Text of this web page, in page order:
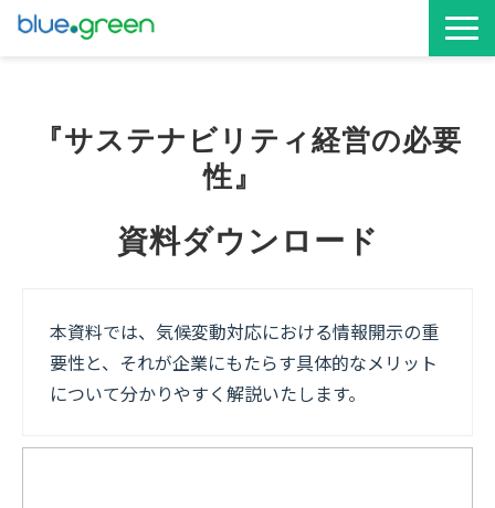
サービス資料
『サステナビリティ経営の必要
性』
資料ダウンロード
本資料では、気候変動対応における情報開示の重
要性と、それが企業にもたらす具体的なメリット
について分かりやすく解説いたします。